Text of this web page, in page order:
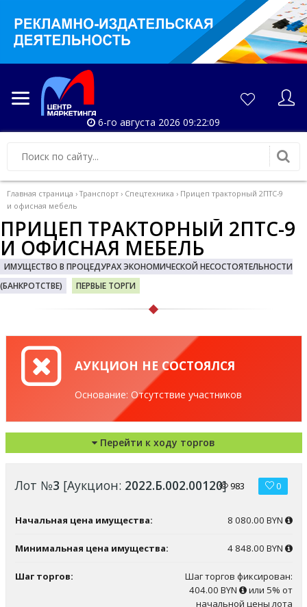
6-го августа 2026 09:22:10
Главная страница › Транспорт › Спецтехника › Прицеп тракторный 2ПТС-9
и офисная мебель
ПРИЦЕП ТРАКТОРНЫЙ 2ПТС-9
И ОФИСНАЯ МЕБЕЛЬ
ИМУЩЕСТВО В ПРОЦЕДУРАХ ЭКОНОМИЧЕСКОЙ НЕСОСТОЯТЕЛЬНОСТИ
(БАНКРОТСТВЕ)
ПЕРВЫЕ ТОРГИ
АУКЦИОН НЕ СОСТОЯЛСЯ
Основание: Отсутствие участников
Перейти к ходу торгов
Лот №3 [Аукцион: 2022.Б.002.00120] 983 0
Начальная цена имущества: 8 080.00 BYN
Минимальная цена имущества: 4 848.00 BYN
Шаг торгов:
Шаг торгов фиксирован:
404.00 BYN
или 5% от
начальной цены лота